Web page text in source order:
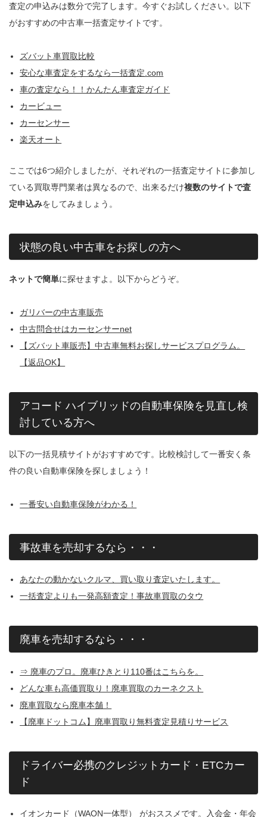
査定の申込みは数分で完了します。今すぐお試しください。以下
がおすすめの中古車一括査定サイトです。
ズバット車買取比較
安心な車査定をするなら一括査定.com
車の査定なら！！かんたん車査定ガイド
カービュー
カーセンサー
楽天オート
ここでは6つ紹介しましたが、それぞれの一括査定サイトに参加し
ている買取専門業者は異なるので、出来るだけ複数のサイトで査
定申込みをしてみましょう。
状態の良い中古車をお探しの方へ
ネットで簡単に探せますよ。以下からどうぞ。
ガリバーの中古車販売
中古問合せはカーセンサーnet
【ズバット車販売】中古車無料お探しサービスプログラム。
【返品OK】
アコード ハイブリッドの自動車保険を見直し検
討している方へ
以下の一括見積サイトがおすすめです。比較検討して一番安く条
件の良い自動車保険を探しましょう！
一番安い自動車保険がわかる！
事故車を売却するなら・・・
あなたの動かないクルマ、買い取り査定いたします。
一括査定よりも一発高額査定！事故車買取のタウ
廃車を売却するなら・・・
⇒ 廃車のプロ。廃車ひきとり110番はこちらを。
どんな車も高価買取り！廃車買取のカーネクスト
廃車買取なら廃車本舗！
【廃車ドットコム】廃車買取り無料査定見積りサービス
ドライバー必携のクレジットカード・ETCカー
ド
イオンカード（WAON一体型） がおススメです。入会金・年会